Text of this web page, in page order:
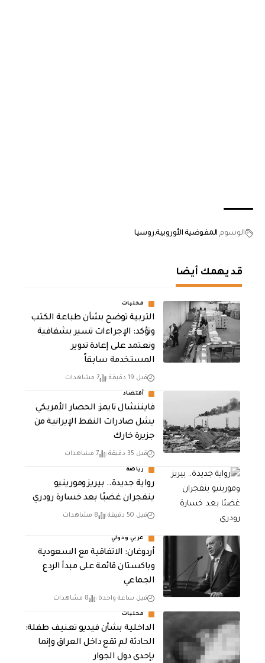
الوسوم المفوضية الأوروبية روسيا
قد يهمك أيضا
محليات
التربية توضح بشأن طباعة الكتب
وتؤكد: الإجراءات تسير بشفافية
ونعتمد على إعادة تدوير
المستخدمة سابقاً
قبل 19 دقيقة 7 مشاهدات
أقتصاد
فايننشال تايمز: الحصار الأمريكي
يشل صادرات النفط الإيرانية من
جزيرة خارك
قبل 35 دقيقة 7 مشاهدات
رياضة
رواية جديدة.. بيريز ومورينيو
ينفجران غضبًا بعد خسارة رودري
قبل 50 دقيقة 8 مشاهدات
عربي ودولي
أردوغان: الاتفاقية مع السعودية
وباكستان قائمة على مبدأ الردع
الجماعي
قبل ساعة واحدة 8 مشاهدات
محليات
الداخلية بشأن فيديو تعنيف طفلة:
الحادثة لم تقع داخل العراق وإنما
بإحدى دول الجوار